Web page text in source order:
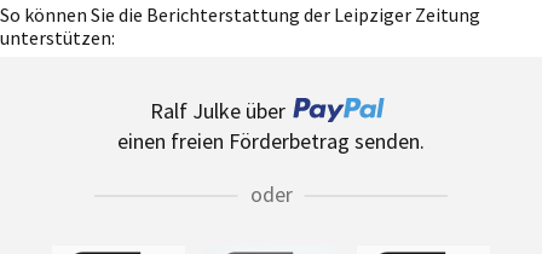
So können Sie die Berichterstattung der Leipziger Zeitung
unterstützen:
Ralf Julke über
einen freien Förderbetrag senden.
oder